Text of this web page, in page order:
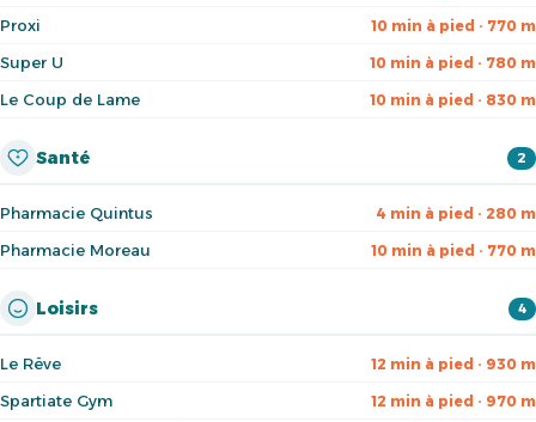
Proxi 10 min à pied · 770 m
Super U 10 min à pied · 780 m
Le Coup de Lame 10 min à pied · 830 m
Santé 2
Pharmacie Quintus 4 min à pied · 280 m
Pharmacie Moreau 10 min à pied · 770 m
Loisirs 4
Le Rêve 12 min à pied · 930 m
Spartiate Gym 12 min à pied · 970 m